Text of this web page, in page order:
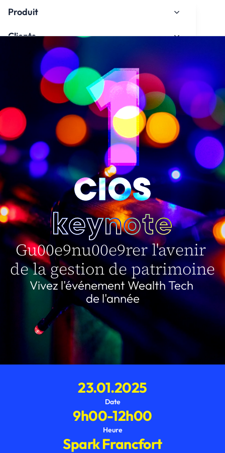
Produit
Clients
À propos de nous
Espace de connaissances
Intégration
Regarder le tutoriel d'intégration
Contact
Essayer gratuitement
Select Language
Gu00e9nu00e9rer l'avenir
de la gestion de patrimoine
Vivez l'événement Wealth Tech
de l'année
23.01.2025
Date
9h00-12h00
Heure
Spark Francfort